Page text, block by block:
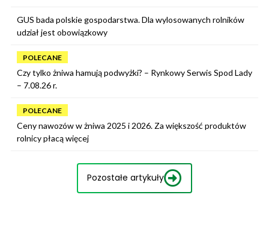
GUS bada polskie gospodarstwa. Dla wylosowanych rolników
udział jest obowiązkowy
POLECANE
Czy tylko żniwa hamują podwyżki? – Rynkowy Serwis Spod Lady
– 7.08.26 r.
POLECANE
Ceny nawozów w żniwa 2025 i 2026. Za większość produktów
rolnicy płacą więcej
Pozostałe artykuły